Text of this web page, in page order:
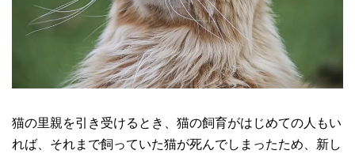
猫の里親を引き受けるとき、猫の飼育がはじめての人もい
れば、それまで飼っていた猫が死んでしまったため、新し